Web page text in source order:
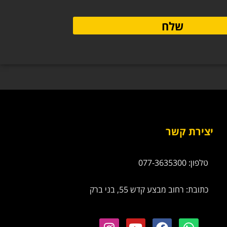
שלח
יצירת קשר
טלפון: 077-3635300
כתובת: רחוב מבצע קדש 55, בני ברק